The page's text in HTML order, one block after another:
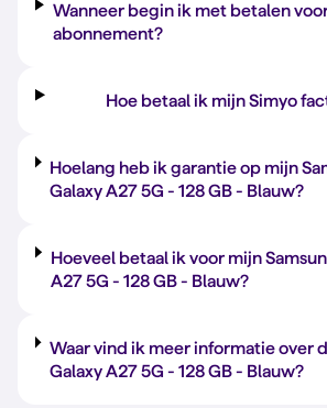
Wanneer begin ik met betalen
abonnement?
Hoe betaal ik mijn Simyo
Hoelang heb ik garantie op mijn
Galaxy A27 5G -128 GB- Blauw?
Hoeveel betaal ik voor mijn
A27 5G - 128 GB- Blauw?
Waar vind ik meer informatie over
Galaxy A27 5G - 128 GB- Blauw?